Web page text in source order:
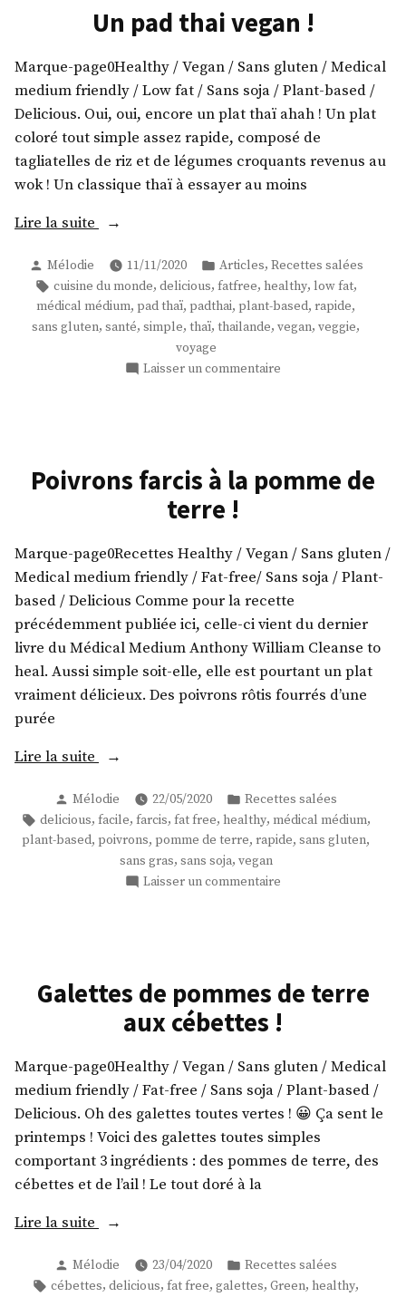
bruschetta
accompagnée
de
de
concombre
topping
bruschetta
Un pad thai vegan !
Marque-page0Healthy / Vegan / Sans gluten / Medical
medium friendly / Low fat / Sans soja / Plant-based /
Delicious. Oui, oui, encore un plat thaï ahah ! Un plat
coloré tout simple assez rapide, composé de
tagliatelles de riz et de légumes croquants revenus au
wok ! Un classique thaï à essayer au moins
Lire la suite
« Un
thai
vegan
Publié
par
Mélodie 11/11/2020
Publié
dans
Articles, Recettes salées
Étiquettes :
cuisine du monde, delicious, fatfree, healthy, low fat,
médical médium, pad thaï, padthai, plant-based, rapide,
sans gluten, santé, simple, thaï, thailande, vegan, veggie,
voyage
Laisser un commentaire
Poivrons farcis à la pomme de
terre !
Marque-page0Recettes Healthy / Vegan / Sans gluten /
Medical medium friendly / Fat-free/ Sans soja / Plant-
based / Delicious Comme pour la recette
précédemment publiée ici, celle-ci vient du dernier
livre du Médical Medium Anthony William Cleanse to
heal. Aussi simple soit-elle, elle est pourtant un plat
vraiment délicieux. Des poivrons rôtis fourrés d’une
purée
Lire la suite
« Poivrons
à
la
pomme
Publié
par
Mélodie 22/05/2020
Publié
dans
Recettes salées
Étiquettes :
delicious, facile, farcis, fat free, healthy, médical médium,
plant-based, poivrons, pomme de terre, rapide, sans gluten,
sans gras, sans soja, vegan
Laisser un commentaire
pomme
de
Galettes de pommes de terre
aux cébettes !
Marque-page0Healthy / Vegan / Sans gluten / Medical
medium friendly / Fat-free / Sans soja / Plant-based /
Delicious. Oh des galettes toutes vertes ! 😀 Ça sent le
printemps ! Voici des galettes toutes simples
comportant 3 ingrédients : des pommes de terre, des
cébettes et de l’ail ! Le tout doré à la
Lire la suite
« Galettes
pommes
de
Publié
par
Mélodie 23/04/2020
Publié
dans
Recettes salées
Étiquettes :
cébettes, delicious, fat free, galettes, Green, healthy,